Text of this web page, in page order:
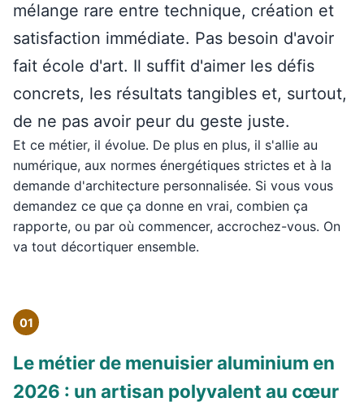
mélange rare entre technique, création et
satisfaction immédiate. Pas besoin d'avoir
fait école d'art. Il suffit d'aimer les défis
concrets, les résultats tangibles et, surtout,
de ne pas avoir peur du geste juste.
Et ce métier, il évolue. De plus en plus, il s'allie au
numérique, aux normes énergétiques strictes et à la
demande d'architecture personnalisée. Si vous vous
demandez ce que ça donne en vrai, combien ça
rapporte, ou par où commencer, accrochez-vous. On
va tout décortiquer ensemble.
01
Le métier de menuisier aluminium en
2026 : un artisan polyvalent au cœur